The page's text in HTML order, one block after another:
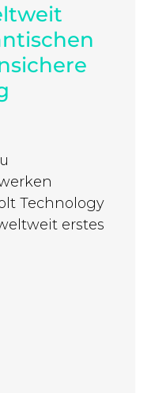
Technology
erstes